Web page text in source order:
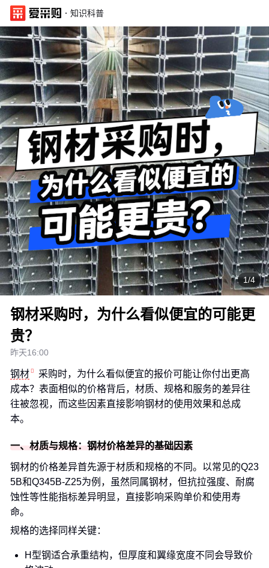
· 知识科普
1/4
钢材采购时，为什么看似便宜的可能更
贵？
昨天16:00
钢材
采购时，为什么看似便宜的报价可能让你付出更高
成本？表面相似的价格背后，材质、规格和服务的差异往
往被忽视，而这些因素直接影响钢材的使用效果和总成
本。
一、材质与规格：钢材价格差异的基础因素
钢材的价格差异首先源于材质和规格的不同。以常见的Q23
5B和Q345B-Z25为例，虽然同属钢材，但抗拉强度、耐腐
蚀性等性能指标差异明显，直接影响采购单价和使用寿
命。
规格的选择同样关键：
H型钢适合承重结构，但厚度和翼缘宽度不同会导致价